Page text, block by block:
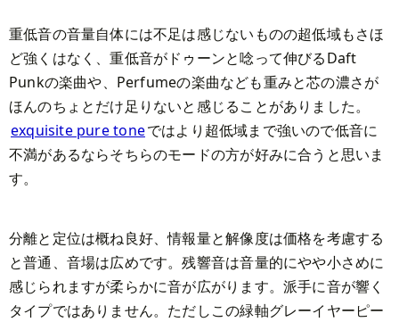
重低音の音量自体には不足は感じないものの超低域もさほ
ど強くはなく、重低音がドゥーンと唸って伸びるDaft
Punkの楽曲や、Perfumeの楽曲なども重みと芯の濃さが
ほんのちょとだけ足りないと感じることがありました。
exquisite pure toneではより超低域まで強いので低音に
不満があるならそちらのモードの方が好みに合うと思いま
す。
分離と定位は概ね良好、情報量と解像度は価格を考慮する
と普通、音場は広めです。残響音は音量的にやや小さめに
感じられますが柔らかに音が広がります。派手に音が響く
タイプではありません。ただしこの緑軸グレーイヤーピー